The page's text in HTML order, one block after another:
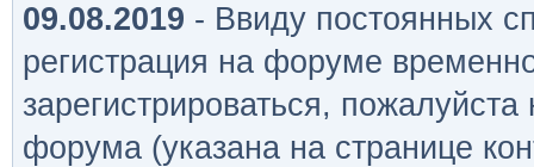
09.08.2019 - Ввиду постоянных
регистрация на форуме
зарегистрироваться,
форума (указана на странице